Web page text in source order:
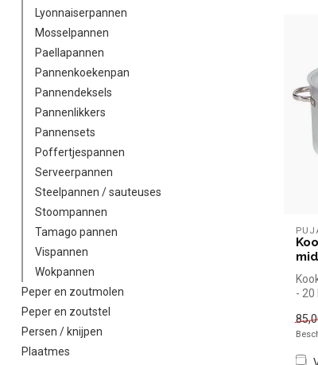
Lyonnaiserpannen
Mosselpannen
Paellapannen
Pannenkoekenpan
Pannendeksels
Pannenlikkers
Pannensets
Poffertjespannen
Serveerpannen
Steelpannen / sauteuses
Stoompannen
Tamago pannen
Vispannen
Wokpannen
Peper en zoutmolen
Peper en zoutstel
Persen / knijpen
Plaatmes
- 20